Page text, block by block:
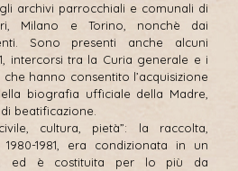
archivi parrocchiali e comunali di
Milano e Torino, nonchè dai
Sono presenti anche alcuni
intercorsi tra la Curia generale e i
hanno consentito l’acquisizione
biografia ufficiale della Madre,
beatificazione.
cultura, pietà”: la raccolta,
1981, era condizionata in un
ed è costituita per lo più da